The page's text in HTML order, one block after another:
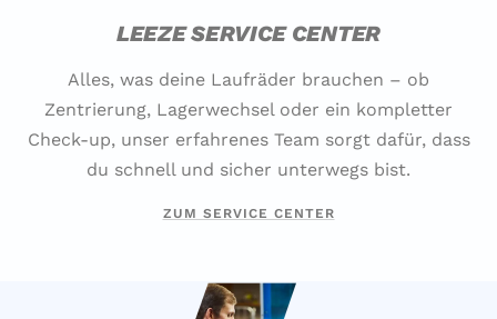
LEEZE SERVICE CENTER
Alles, was deine Laufräder brauchen – ob
Zentrierung, Lagerwechsel oder ein kompletter
Check-up, unser erfahrenes Team sorgt dafür, dass
du schnell und sicher unterwegs bist.
ZUM SERVICE CENTER